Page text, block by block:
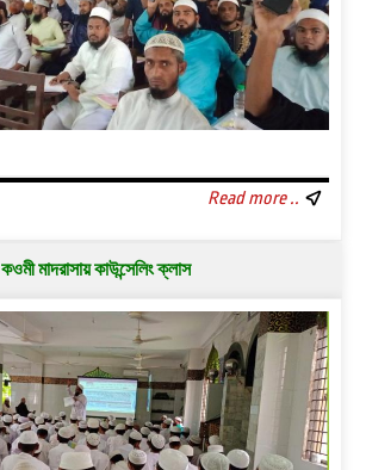
Read more ..
কওমী মাদরাসায় কাউন্সেলিং ক্লাস